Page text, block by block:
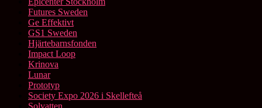
Futures Sweden
Ge Effektivt
GS1 Sweden
Hjärtebarnsfonden
Impact Loop
Krinova
Lunar
Prototyp
Society Expo 2026 i Skellefteå
Solvatten